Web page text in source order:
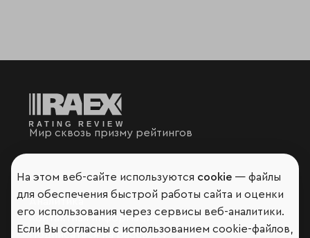
Мир сквозь призму рейтингов
Аналитика
Контактная информация
Подписаться на рассылку
На этом веб-сайте используются cookie — файлы
для обеспечения быстрой работы сайта и оценки
его использования через сервисы веб-аналитики.
Если Вы согласны с использованием cookie-файлов,